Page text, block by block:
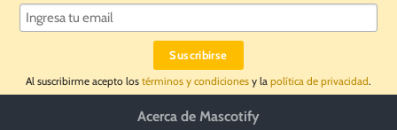
Al suscribirme acepto los términos y condiciones y la política de privacidad.
Acerca de Mascotify